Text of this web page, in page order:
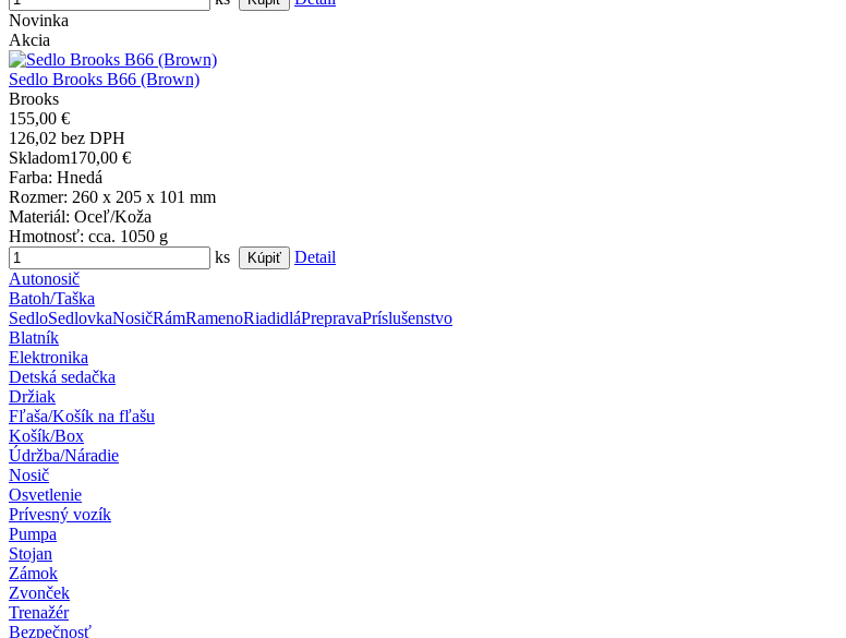
Novinka
Akcia
Sedlo Brooks B66 (Brown)
Brooks
155,00 €
126,02 bez DPH
Skladom170,00 €
Farba: Hnedá
Rozmer: 260 x 205 x 101 mm
Materiál: Oceľ/Koža
Hmotnosť: cca. 1050 g
ks
Detail
Autonosič
Batoh/Taška
SedloSedlovkaNosičRámRamenoRiadidláPrepravaPríslušenstvo
Blatník
Elektronika
Detská sedačka
Držiak
Fľaša/Košík na fľašu
Košík/Box
Údržba/Náradie
Nosič
Osvetlenie
Prívesný vozík
Pumpa
Stojan
Zámok
Zvonček
Trenažér
Bezpečnosť